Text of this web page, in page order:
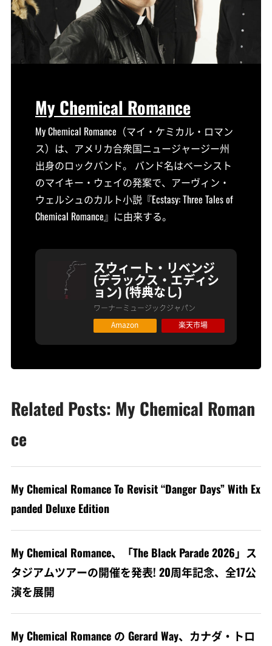
My Chemical Romance
My Chemical Romance（マイ・ケミカル・ロマン
ス）は、アメリカ合衆国ニュージャージー州
出身のロックバンド。 バンド名はベーシスト
のマイキー・ウェイの発案で、アーヴィン・
ウェルシュのカルト小説『Ecstasy: Three Tales of
Chemical Romance』に由来する。
スウィート・リベンジ
(デラックス・エディシ
ョン) (特典なし)
ワーナーミュージックジャパン
Amazon 楽天市場
Related Posts: My Chemical Roman
ce
My Chemical Romance To Revisit “Danger Days” With Ex
panded Deluxe Edition
My Chemical Romance、「The Black Parade 2026」ス
タジアムツアーの開催を発表! 20周年記念、全17公
演を展開
My Chemical Romance の Gerard Way、カナダ・トロ